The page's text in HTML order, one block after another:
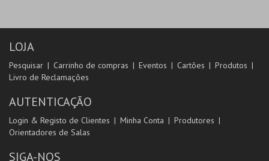
LOJA
Pesquisar Carrinho de compras Eventos Cartões
Produtos
Livro de Reclamações
AUTENTICAÇÃO
Login & Registo de Clientes Minha Conta
Produtores
Orientadores de Salas
SIGA-NOS